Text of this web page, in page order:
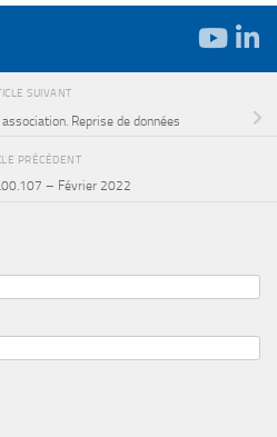
SUIVANT
Reprise de données
PRÉCÉDENT
– Février 2022